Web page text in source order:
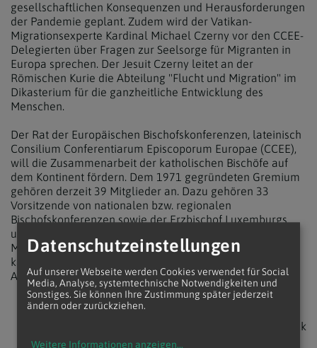
gesellschaftlichen Konsequenzen und Herausforderungen
der Pandemie geplant. Zudem wird der Vatikan-
Migrationsexperte Kardinal Michael Czerny vor den CCEE-
Delegierten über Fragen zur Seelsorge für Migranten in
Europa sprechen. Der Jesuit Czerny leitet an der
Römischen Kurie die Abteilung "Flucht und Migration" im
Dikasterium für die ganzheitliche Entwicklung des
Menschen.
Der Rat der Europäischen Bischofskonferenzen, lateinisch
Consilium Conferentiarum Episcoporum Europae (CCEE),
will die Zusammenarbeit der katholischen Bischöfe auf
dem Kontinent fördern. Dem 1971 gegründeten Gremium
gehören derzeit 39 Mitglieder an. Dazu gehören 33
Vorsitzende von nationalen bzw. regionalen
Bischofskonferenzen sowie der Erzbischof Luxemburgs
und jener des Fürstentums Monaco, der Vertreter
Moldawiens, der Vertreter Zyperns, Vertreter der drei
katholischen Kirchen der Ukraine und der Apostolische
Administrator von Estland.
zurück
Datenschutzeinstellungen
Auf unserer Webseite werden Cookies verwendet für Social
Media, Analyse, systemtechnische Notwendigkeiten und
Sonstiges. Sie können Ihre Zustimmung später jederzeit
ändern oder zurückziehen.
Weitere Informationen anzeigen...